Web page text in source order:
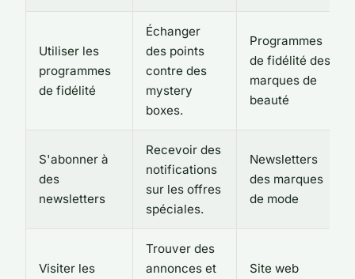
Utiliser les
programmes
de fidélité
Échanger
des points
contre des
mystery
boxes.
Programmes
de fidélité des
marques de
beauté
S'abonner à
des
newsletters
Recevoir des
notifications
sur les offres
spéciales.
Newsletters
des marques
de mode
Visiter les
Trouver des
annonces et
Site web